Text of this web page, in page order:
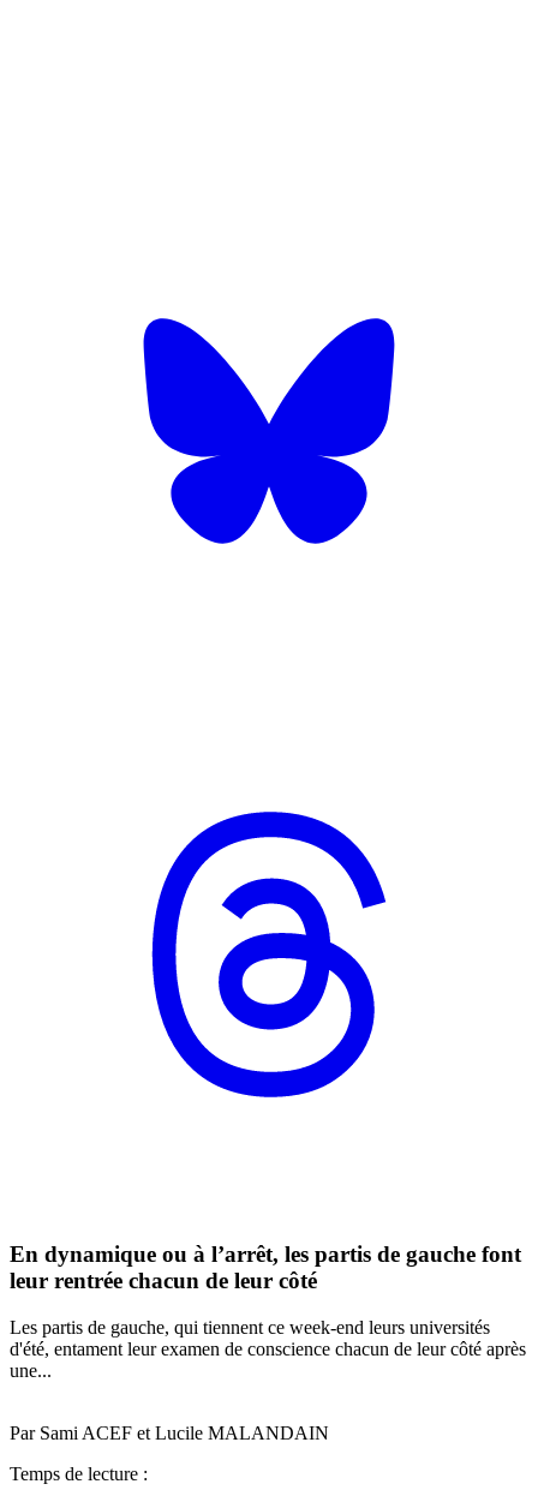
En dynamique ou à l’arrêt, les partis de gauche font
leur rentrée chacun de leur côté
Les partis de gauche, qui tiennent ce week-end leurs universités
d'été, entament leur examen de conscience chacun de leur côté après
une...
Par Sami ACEF et Lucile MALANDAIN
Temps de lecture :